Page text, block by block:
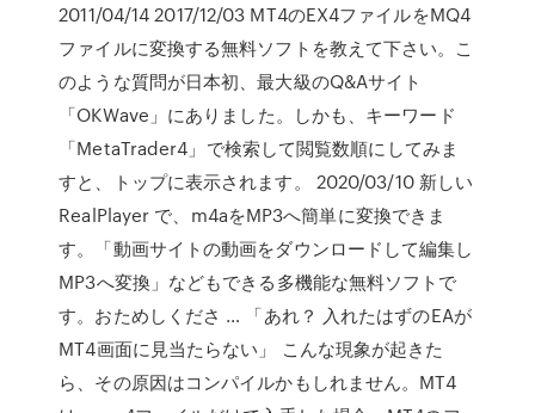
2011/04/14 2017/12/03 MT4のEX4ファイルをMQ4
ファイルに変換する無料ソフトを教えて下さい。こ
のような質問が日本初、最大級のQ&Aサイト
「OKWave」にありました。しかも、キーワード
「MetaTrader4」で検索して閲覧数順にしてみま
すと、トップに表示されます。 2020/03/10 新しい
RealPlayer で、m4aをMP3へ簡単に変換できま
す。「動画サイトの動画をダウンロードして編集し
MP3へ変換」などもできる多機能な無料ソフトで
す。おためしくださ … 「あれ？ 入れたはずのEAが
MT4画面に見当たらない」 こんな現象が起きた
ら、その原因はコンパイルかもしれません。MT4